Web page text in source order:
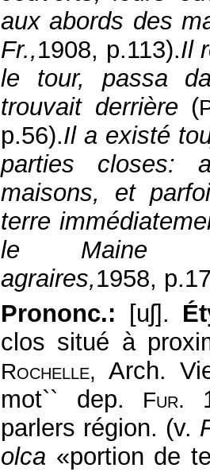
aux abords des
Fr.,1908, p.113).Il
le tour, passa
trouvait derrière (
p.56).Il a existé
parties closes:
maisons, et
terre
le Maine
agraires,1958,
Prononc.:
[uʃ].
clos situé à
Rochelle,Arch.
mot`` dep.
Fur.
parlers région. (v.
olca «portion de